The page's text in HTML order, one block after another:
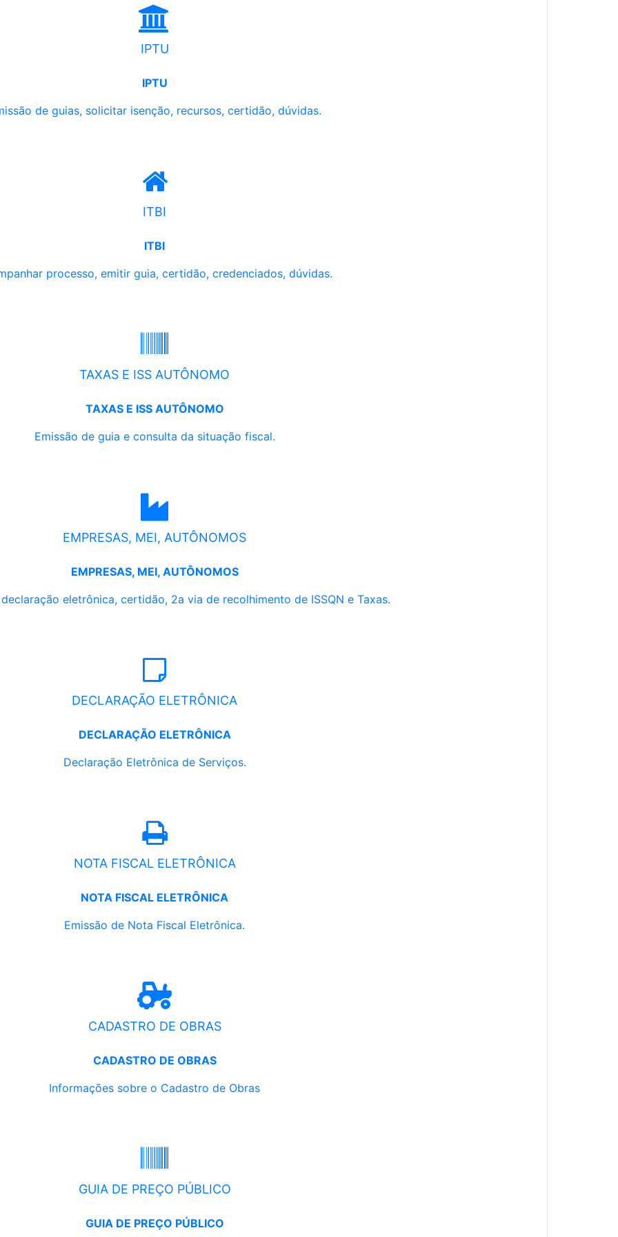
IPTU
IPTU
de guias, solicitar isenção, recursos, certidão, dúvidas.
ITBI
ITBI
processo, emitir guia, certidão, credenciados, dúvidas.
TAXAS E ISS AUTÔNOMO
TAXAS E ISS AUTÔNOMO
Emissão de guia e consulta da situação fiscal.
EMPRESAS, MEI, AUTÔNOMOS
EMPRESAS, MEI, AUTÔNOMOS
eletrônica, certidão, 2a via de recolhimento de ISSQN e Taxas.
DECLARAÇÃO ELETRÔNICA
DECLARAÇÃO ELETRÔNICA
Declaração Eletrônica de Serviços.
NOTA FISCAL ELETRÔNICA
NOTA FISCAL ELETRÔNICA
Emissão de Nota Fiscal Eletrônica.
CADASTRO DE OBRAS
CADASTRO DE OBRAS
Informações sobre o Cadastro de Obras
GUIA DE PREÇO PÚBLICO
GUIA DE PREÇO PÚBLICO